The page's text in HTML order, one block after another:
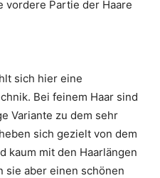
vordere Partie der Haare
sich hier eine
Bei feinem Haar sind
Variante zu dem sehr
sich gezielt von dem
kaum mit den Haarlängen
sie aber einen schönen